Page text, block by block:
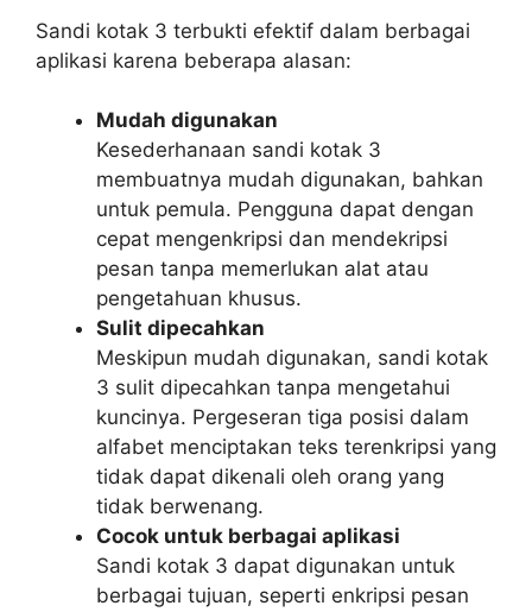
Sandi kotak 3 terbukti efektif dalam berbagai
aplikasi karena beberapa alasan:
Mudah digunakan
Kesederhanaan sandi kotak 3
membuatnya mudah digunakan, bahkan
untuk pemula. Pengguna dapat dengan
cepat mengenkripsi dan mendekripsi
pesan tanpa memerlukan alat atau
pengetahuan khusus.
Sulit dipecahkan
Meskipun mudah digunakan, sandi kotak
3 sulit dipecahkan tanpa mengetahui
kuncinya. Pergeseran tiga posisi dalam
alfabet menciptakan teks terenkripsi yang
tidak dapat dikenali oleh orang yang
tidak berwenang.
Cocok untuk berbagai aplikasi
Sandi kotak 3 dapat digunakan untuk
berbagai tujuan, seperti enkripsi pesan